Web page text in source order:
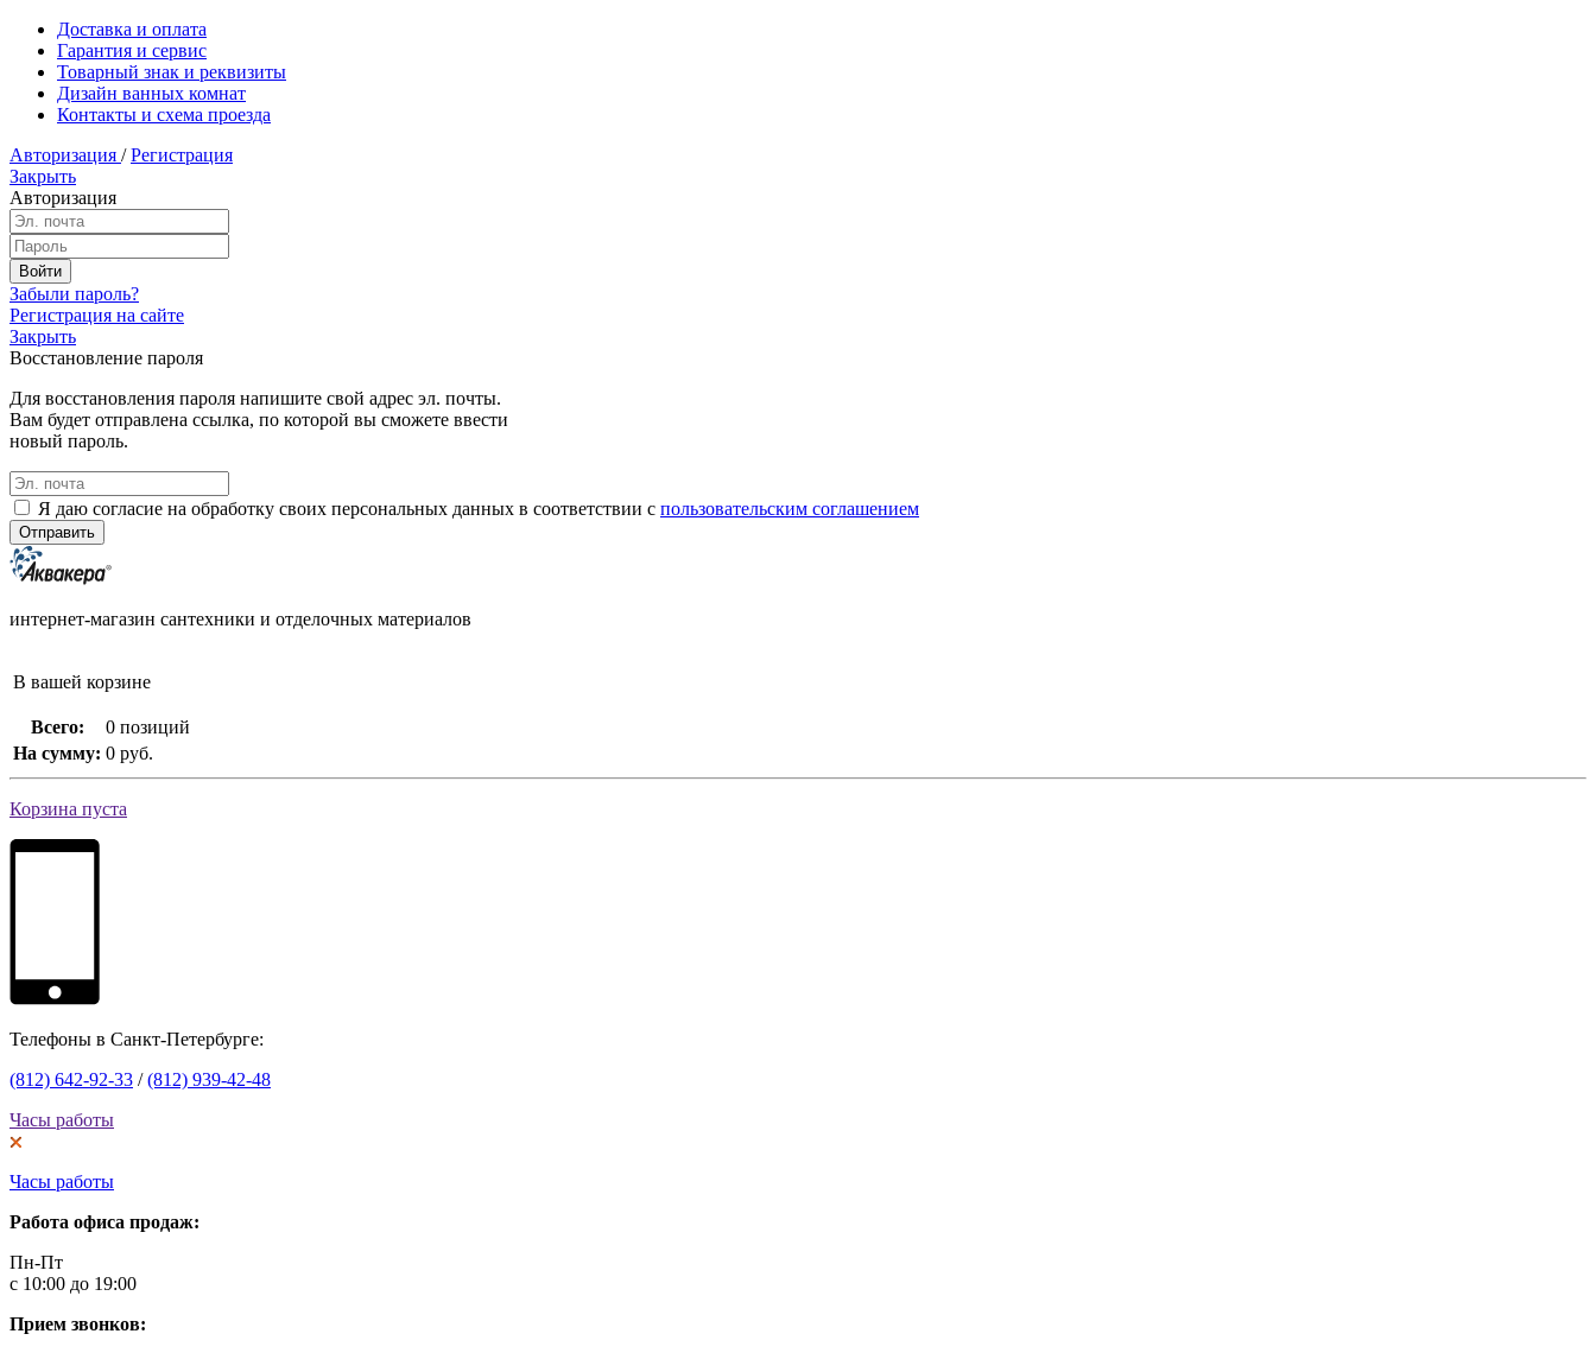
Доставка и оплата
Гарантия и сервис
Товарный знак и реквизиты
Дизайн ванных комнат
Контакты и схема проезда
Авторизация / Регистрация
Закрыть
Авторизация
Забыли пароль?
Регистрация на сайте
Закрыть
Восстановление пароля
Для восстановления пароля напишите свой адрес эл. почты.
Вам будет отправлена ссылка, по которой вы сможете ввести
новый пароль.
Я даю согласие на обработку своих персональных данных в соответствии с пользовательским соглашением
интернет-магазин сантехники и отделочных материалов
В вашей корзине
Всего:
0 позиций
На сумму: 0 руб.
Корзина пуста
Телефоны в Санкт-Петербурге:
(812) 642-92-33 /(812) 939-42-48
Часы работы
Часы работы
Работа офиса продаж:
Пн-Пт
с 10:00 до 19:00
Прием звонков: